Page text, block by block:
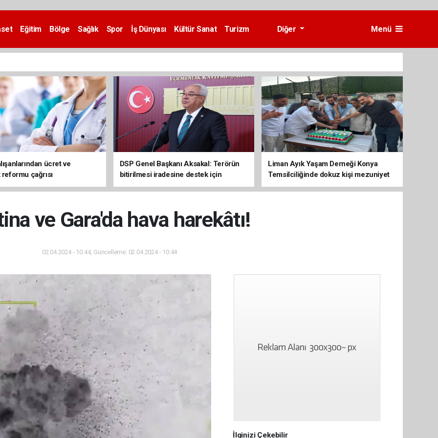
Eğitim Bölge Sağlık Spor İş Dünyası Kültür Sanat Turizm Diğer Menü
ücret ve
çağrısı
DSP Genel Başkanı Aksakal: Terörün
bitirilmesi iradesine destek için
imzalayacağım
Liman Ayık Yaşam Derneği Konya
Temsilciliğinde dokuz kişi mezuniyet
sevinci yaşadı
ve Gara'da hava harekâtı!
02.04.2024 - 10:44, Güncelleme: 02.04.2024 - 10:44
İlginizi Çekebilir